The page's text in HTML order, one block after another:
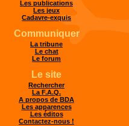
Les publications
Les jeux
Cadavre-exquis
Communiquer
La tribune
Le chat
Le forum
Le site
Rechercher
La F.A.Q.
A propos de BDA
Les apparences
Les éditos
Contactez-nous !